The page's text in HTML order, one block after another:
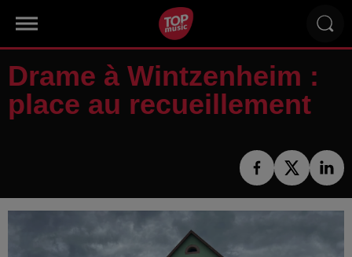
Drame à Wintzenheim :
place au recueillement